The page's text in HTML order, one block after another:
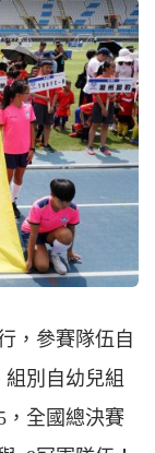
，參賽隊伍自
組別自幼兒組
，全國總決賽